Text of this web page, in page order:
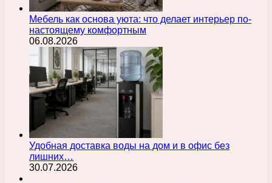
Мебель как основа уюта: что делает интерьер по-
настоящему комфортным
06.08.2026
Удобная доставка воды на дом и в офис без
лишних…
30.07.2026